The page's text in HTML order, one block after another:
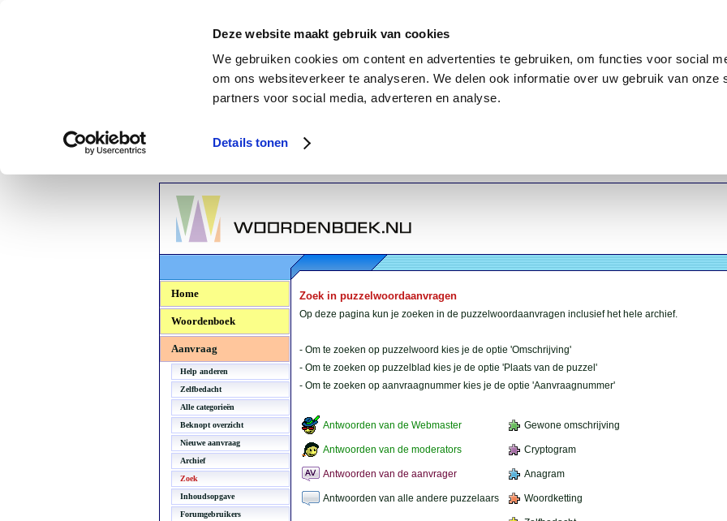
Deze website maakt gebruik van cookies
We gebruiken cookies om content en advertenties te gebruiken, om functies voor social
om ons websiteverkeer te analyseren. We delen ook informatie over uw gebruik van onze
partners voor social media, adverteren en analyse.
Details tonen
Woordenboek.NU
Home
Woordenboek
Aanvraag
Help anderen
Zelfbedacht
Alle categorieën
Beknopt overzicht
Nieuwe aanvraag
Archief
Zoek
Inhoudsopgave
Forumgebruikers
Zoek in puzzelwoordaanvragen
Op deze pagina kun je zoeken in de puzzelwoordaanvragen inclusief het hele archief.
- Om te zoeken op puzzelwoord kies je de optie 'Omschrijving'
- Om te zoeken op puzzelblad kies je de optie 'Plaats van de puzzel'
- Om te zoeken op aanvraagnummer kies je de optie 'Aanvraagnummer'
Antwoorden van de Webmaster Gewone omschrijving
Antwoorden van de moderators Cryptogram
Antwoorden van de aanvrager Anagram
Antwoorden van alle andere puzzelaars Woordketting